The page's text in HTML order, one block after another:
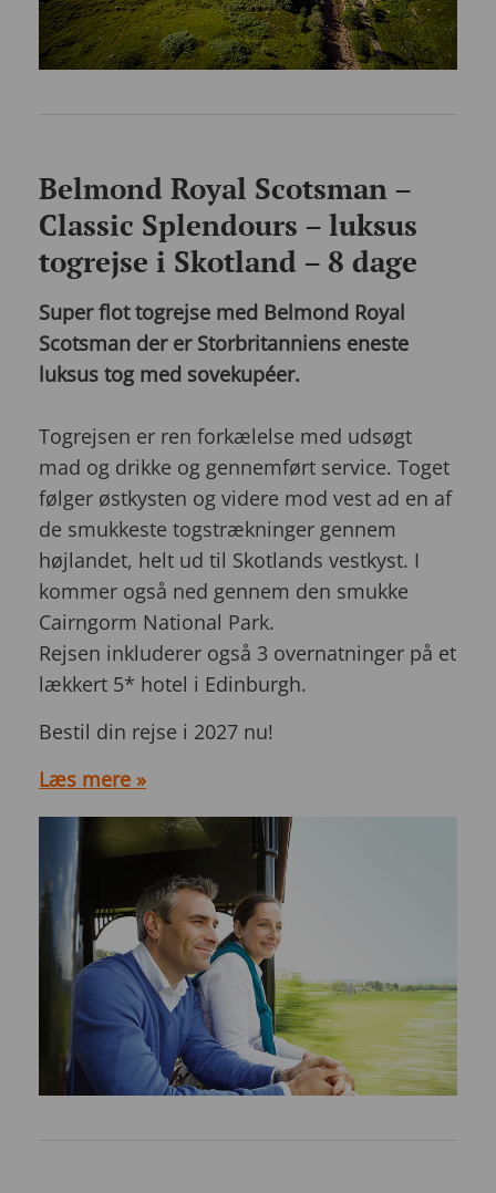
Belmond Royal Scotsman –
Classic Splendours – luksus
togrejse i Skotland – 8 dage
Super flot togrejse med Belmond Royal
Scotsman der er Storbritanniens eneste
luksus tog med sovekupéer.
Togrejsen er ren forkælelse med udsøgt
mad og drikke og gennemført service. Toget
følger østkysten og videre mod vest ad en af
de smukkeste togstrækninger gennem
højlandet, helt ud til Skotlands vestkyst. I
kommer også ned gennem den smukke
Cairngorm National Park.
Rejsen inkluderer også 3 overnatninger på et
lækkert 5* hotel i Edinburgh.
Bestil din rejse i 2027 nu!
Læs mere »